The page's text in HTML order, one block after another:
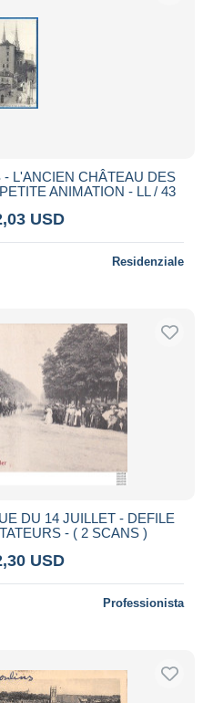
- L'ANCIEN CHÂTEAU DES
ANIMATION - LL / 43
USD
Residenziale
DU 14 JUILLET - DEFILE
- ( 2 SCANS )
USD
Professionista